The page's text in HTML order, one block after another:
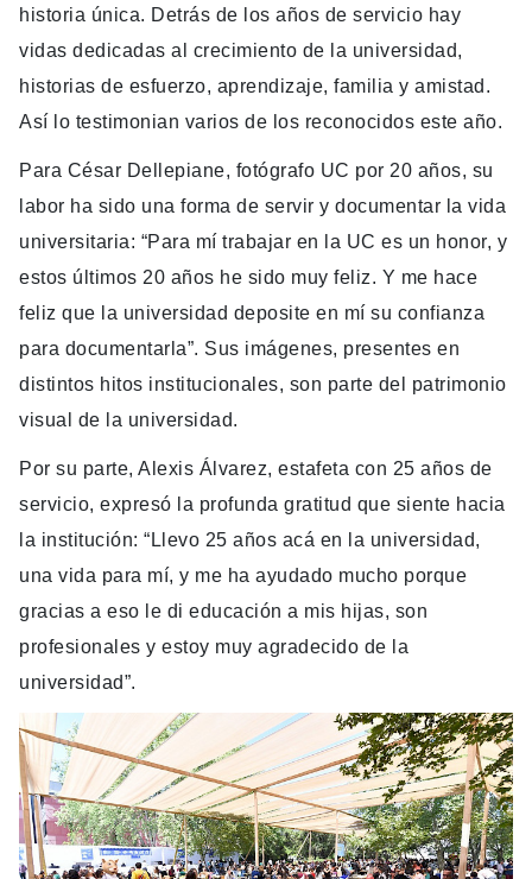
historia única. Detrás de los años de servicio hay
vidas dedicadas al crecimiento de la universidad,
historias de esfuerzo, aprendizaje, familia y amistad.
Así lo testimonian varios de los reconocidos este año.
Para César Dellepiane, fotógrafo UC por 20 años, su
labor ha sido una forma de servir y documentar la vida
universitaria: “Para mí trabajar en la UC es un honor, y
estos últimos 20 años he sido muy feliz. Y me hace
feliz que la universidad deposite en mí su confianza
para documentarla”. Sus imágenes, presentes en
distintos hitos institucionales, son parte del patrimonio
visual de la universidad.
Por su parte, Alexis Álvarez, estafeta con 25 años de
servicio, expresó la profunda gratitud que siente hacia
la institución: “Llevo 25 años acá en la universidad,
una vida para mí, y me ha ayudado mucho porque
gracias a eso le di educación a mis hijas, son
profesionales y estoy muy agradecido de la
universidad”.